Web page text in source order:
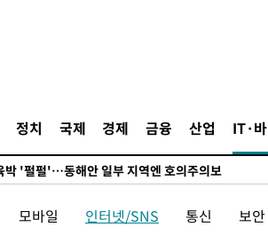
정치 국제 경제 금융 산업 IT·
코 이적 기뻐…등번호 7번 의미보단 팀 위해 뛸
경선, 제주·인천 권리당원 투표 김민석 승리
독님이 원하는 마음 느꼈고, 많은 트로피 원해 아
박 '펄펄'…동해안 일부 지역엔 호의주의보
3명 늘어…누적 환자 3000명 돌파
천종산삼 9뿌리 발견…감정가 1.3억원
모바일 인터넷/SNS 통신 보안